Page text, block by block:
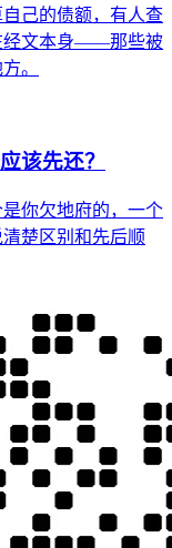
己的债额，有人查
经文本身——那些被
。
该先还？
你欠地府的，一个
楚区别和先后顺